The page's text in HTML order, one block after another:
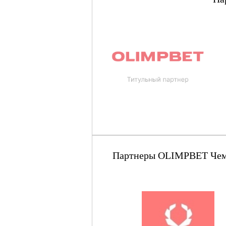
Партнеры OLIMPBET